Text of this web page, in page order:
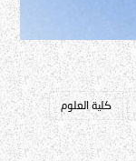
كلية العلوم